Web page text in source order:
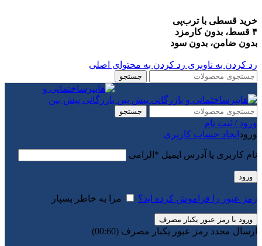
خرید قسطی با ترب‌پی
۴ قسط، بدون کارمزد
بدون ضامن، بدون سود
رد کردن به ناوبری رد کردن به محتوای اصلی
جستجو
جستجو
ورود / ثبت نام
ورود ایجاد حساب کاربری
نام کاربری یا آدرس ایمیل * الزامی
ورود
رمز عبور را فراموش کرده اید؟ مرا به خاطر بسپار
ورود با رمز عبور یکبار مصرف
ارسال مجدد رمز عبور یکبار مصرف (00:
60
)